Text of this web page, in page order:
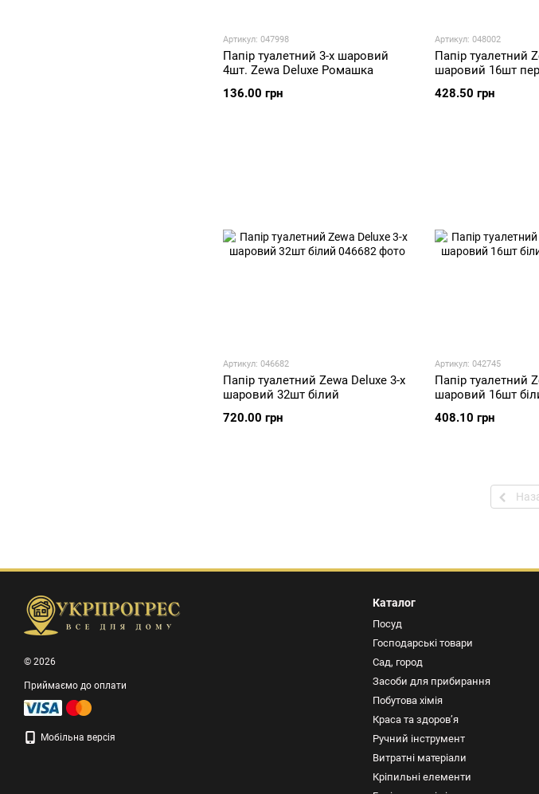
Артикул: 047998
Папір туалетний 3-х шаровий
4шт. Zewa Deluxe Ромашка
136.00 грн
Артикул: 048002
Папір туалетний
шаровий 16шт
428.50 грн
Артикул: 046682
Папір туалетний Zewa Deluxe 3-х
шаровий 32шт білий
720.00 грн
Артикул: 042745
Папір туалетний
шаровий 16шт
408.10 грн
© 2026
Приймаємо до оплати
Мобільна версія
Каталог
Посуд
Господарські товари
Сад, город
Засоби для прибирання
Побутова хімія
Краса та здоров’я
Ручний інструмент
Витратні матеріали
Кріпильні елементи